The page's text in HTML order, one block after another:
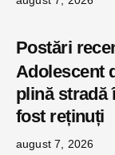
Postări
Adolescent
plină stradă
fost reținuți
august 7, 2026